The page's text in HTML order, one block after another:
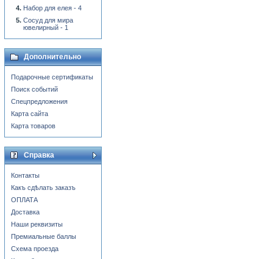
Набор для елея - 4
Сосуд для мира
ювелирный - 1
Дополнительно
Подарочные сертификаты
Поиск событий
Спецпредложения
Карта сайта
Карта товаров
Справка
Контакты
Какъ сдѣлать заказъ
ОПЛАТА
Доставка
Наши реквизиты
Премиальные баллы
Схема проезда